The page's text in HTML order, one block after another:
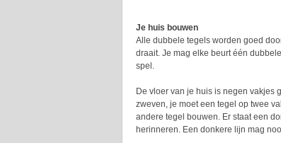
Je huis bouwen
Alle dubbele tegels worden goed
draait. Je mag elke beurt één
spel.
De vloer van je huis is negen vakjes
zweven, je moet een tegel op twee
andere tegel bouwen. Er staat een
herinneren. Een donkere lijn mag